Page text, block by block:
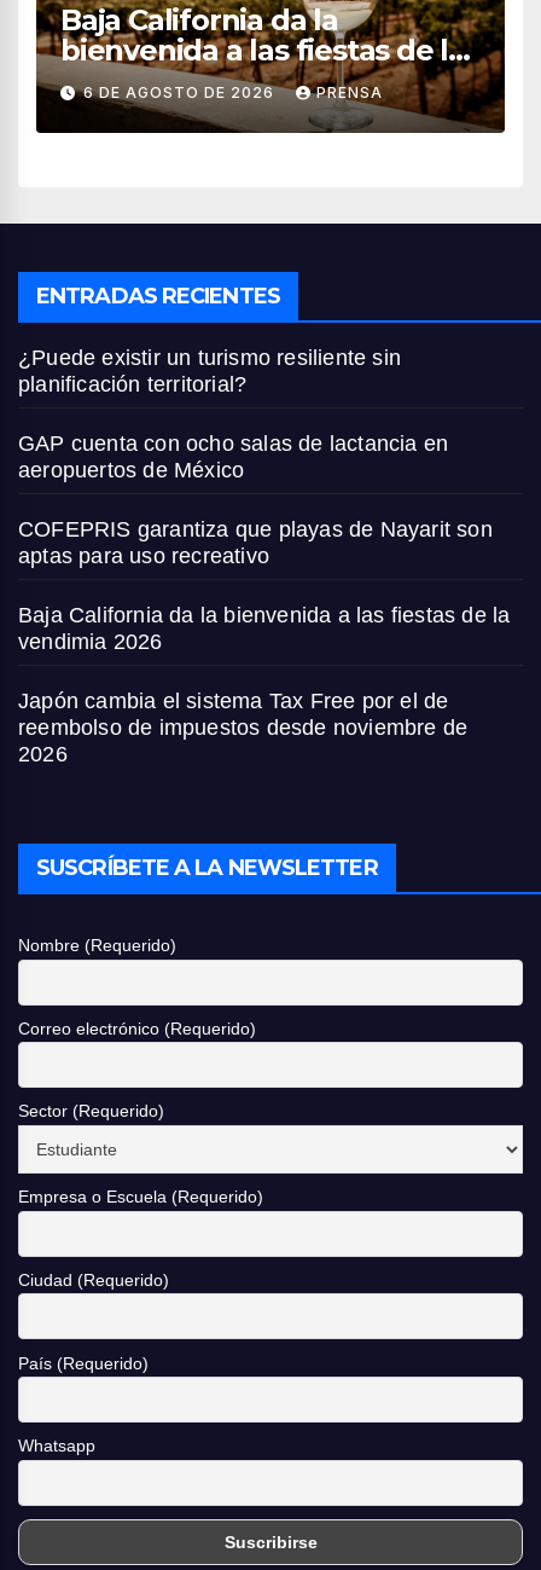
Baja California da la
bienvenida a las fiestas de la
vendimia 2026
6 DE AGOSTO DE 2026 PRENSA
ENTRADAS RECIENTES
¿Puede existir un turismo resiliente sin
planificación territorial?
GAP cuenta con ocho salas de lactancia en
aeropuertos de México
COFEPRIS garantiza que playas de Nayarit son
aptas para uso recreativo
Baja California da la bienvenida a las fiestas de la
vendimia 2026
Japón cambia el sistema Tax Free por el de
reembolso de impuestos desde noviembre de
2026
SUSCRÍBETE A LA NEWSLETTER
Nombre (Requerido)
Correo electrónico (Requerido)
Sector (Requerido)
Empresa o Escuela (Requerido)
Ciudad (Requerido)
País (Requerido)
Whatsapp